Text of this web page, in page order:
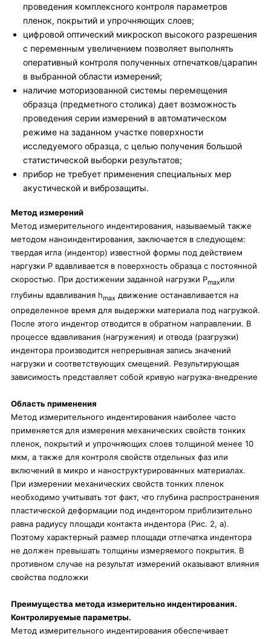
проведения комплексного контроля параметров
пленок, покрытий и упрочняющих слоев;
цифровой оптический микроскоп высокого разрешения
с переменным увеличением позволяет выполнять
оперативный контроля полученных отпечатков/царапин
в выбранной области измерений;
наличие моторизованной системы перемещения
образца (предметного столика) дает возможность
проведения серии измерений в автоматическом
режиме на заданном участке поверхности
исследуемого образца, с целью получения большой
статистической выборки результатов;
прибор не требует применения специальных мер
акустической и виброзащиты.
Метод измерений
Метод измерительного индентирования, называемый также
методом наноиндентирования, заключается в следующем:
твердая игла (индентор) известной формы под действием
наргузки Р вдавливается в поверхность образца с постоянной
скоростью. При достижении заданной нагрузки Рmaxили
глубины вдавливания hmax движение останавливается на
определенное время для выдержки материала под нагрузкой.
После этого индентор отводится в обратном направлении. В
процессе вдавливания (нагружения) и отвода (разгрузки)
индентора производится непрерывная запись значений
нагрузки и соответствующих смещений. Результирующая
зависимость представляет собой кривую нагрузка-внедрение
Область применения
Метод измерительного индентирования наиболее часто
применяется для измерения механических свойств тонких
пленок, покрытий и упрочняющих слоев толщиной менее 10
мкм, а также для контроля свойств отдельных фаз или
включений в микро и наноструктурированных материалах.
При измерении механических свойств тонких пленок
необходимо учитывать тот факт, что глубина распространения
пластической деформации под индентором приблизительно
равна радиусу площади контакта индентора (Рис. 2, a).
Поэтому характерный размер площади отпечатка индентора
не должен превышать толщины измеряемого покрытия. В
противном случае на результат измерений оказывают влияния
свойства подложки
Преимущества метода измерительно индентирования.
Контролируемые параметры.
Метод измерительного индентирования обеспечивает